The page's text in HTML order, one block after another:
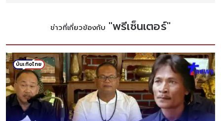
ข่าวที่เกี่ยวข้องกับ "พรีเซ็นเตอร์"
บันเทิงไทย